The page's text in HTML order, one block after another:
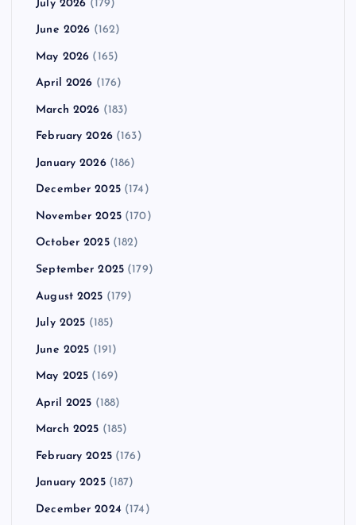
July 2026 (179)
June 2026 (162)
May 2026 (165)
April 2026 (176)
March 2026 (183)
February 2026(163)
January 2026(186)
December 2025(174)
November 2025(170)
October 2025(182)
September 2025 (179)
August 2025 (179)
July 2025 (185)
June 2025 (191)
May 2025 (169)
April 2025 (188)
March 2025 (185)
February 2025(176)
January 2025(187)
December 2024 (174)